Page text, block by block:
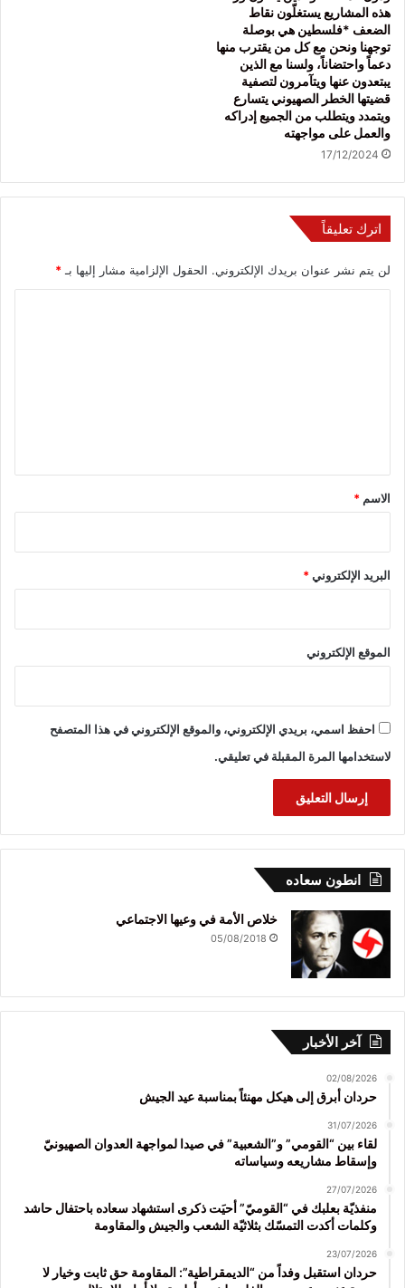
هذه المشاريع يستغلّون نقاط
الضعف *فلسطين هي بوصلة
توجهنا ونحن مع كل من يقترب منها
دعماً واحتضاناً، ولسنا مع الذين
يبتعدون عنها ويتآمرون لتصفية
قضيتها الخطر الصهيوني يتسارع
ويتمدد ويتطلب من الجميع إدراكه
والعمل على مواجهته
17/12/2024
اترك تعليقاً
لن يتم نشر عنوان بريدك الإلكتروني. الحقول الإلزامية مشار إليها بـ *
*
الاسم *
البريد الإلكتروني*
الموقع الإلكتروني
احفظ اسمي، بريدي الإلكتروني، والموقع الإلكتروني في هذا المتصفح
لاستخدامها المرة المقبلة في تعليقي.
انطون سعاده
خلاص الأمة في وعيها الاجتماعي
05/08/2018
آخر الأخبار
02/08/2026
حردان أبرق إلى هيكل مهنئاً بمناسبة عيد الجيش
31/07/2026
لقاء بين “القومي” و”الشعبية” في صيدا لمواجهة العدوان الصهيونيّ
وإسقاط مشاريعه وسياساته
27/07/2026
منفذيّة بعلبك في “القوميّ” أحيَت ذكرى استشهاد سعاده باحتفال حاشد
وكلمات أكدت التمسّك بثلاثيّة الشعب والجيش والمقاومة
23/07/2026
حردان استقبل وفداً من “الديمقراطية”: المقاومة حق ثابت وخيار لا